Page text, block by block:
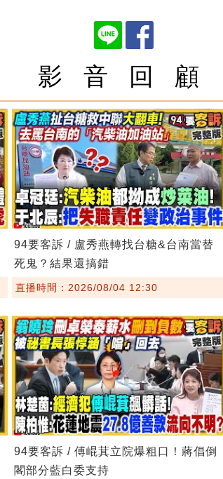
影 音 回 顧
94要客訴 / 盧秀燕轉找台糖&台南當替
死鬼？結果還搞錯
直播時間：2026/08/04 12:30
94要客訴 / 傅崐萁立院爆粗口！蔣倡倒
閣部分藍白委支持